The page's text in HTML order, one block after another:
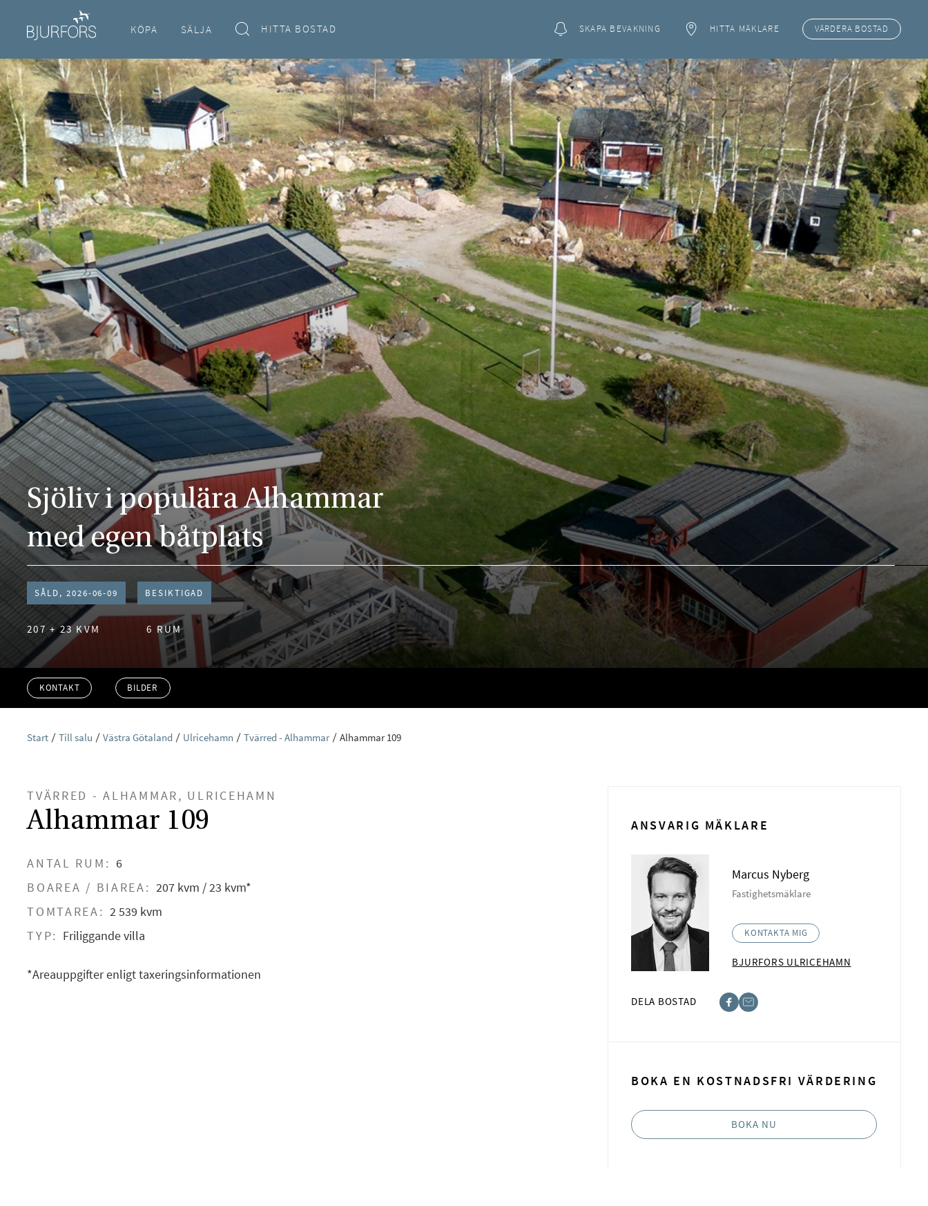
KÖPA SÄLJA HITTA BOSTAD SKAPA BEVAKNING HITTA MÄKLARE VÄRDERA BOSTAD
Sjöliv i populära Alhammar
med egen båtplats
SÅLD, 2026-06-09 BESIKTIGAD
207 + 23 KVM 6 RUM
KONTAKT BILDER
Start Till salu Västra Götaland Ulricehamn Tvärred - Alhammar Alhammar 109
TVÄRRED - ALHAMMAR, ULRICEHAMN
Alhammar 109
ANTAL RUM: 6
BOAREA / BIAREA: 207 kvm / 23 kvm*
TOMTAREA: 2 539 kvm
TYP: Friliggande villa
*Areauppgifter enligt taxeringsinformationen
ANSVARIG MÄKLARE
Marcus Nyberg
Fastighetsmäklare
KONTAKTA MIG
BJURFORS ULRICEHAMN
DELA BOSTAD
BOKA EN KOSTNADSFRI VÄRDERING
BOKA NU